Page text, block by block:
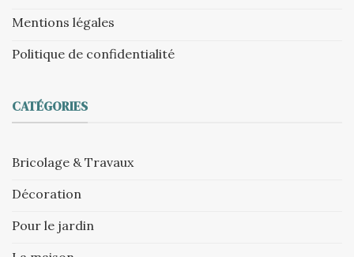
Mentions légales
Politique de confidentialité
CATÉGORIES
Bricolage & Travaux
Décoration
Pour le jardin